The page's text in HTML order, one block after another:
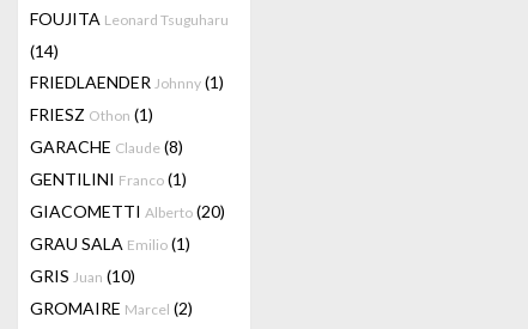
FOUJITA Leonard Tsuguharu
(14)
FRIEDLAENDER Johnny (1)
FRIESZ Othon (1)
GARACHE Claude (8)
GENTILINI Franco (1)
GIACOMETTI Alberto (20)
GRAU SALA Emilio (1)
GRIS Juan (10)
GROMAIRE Marcel (2)